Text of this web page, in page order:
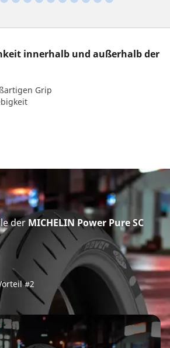
innerhalb und außerhalb der
Grip
der MICHELIN Power Pure SC
#2